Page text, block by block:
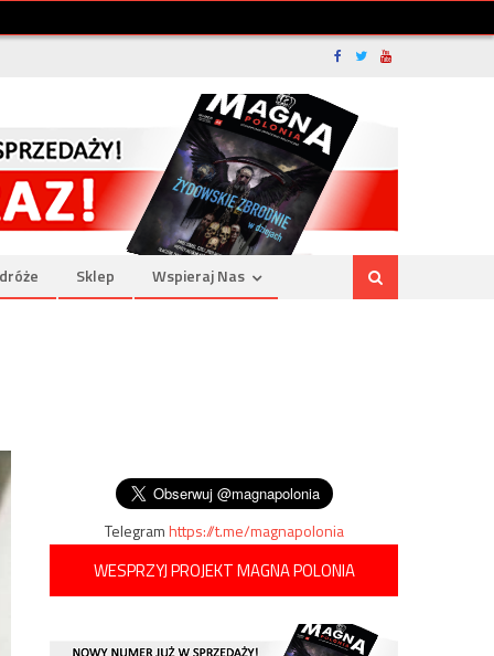
Sklep Wspieraj Nas
Telegramhttps://t.me/magnapolonia
WESPRZYJ PROJEKT MAGNA POLONIA